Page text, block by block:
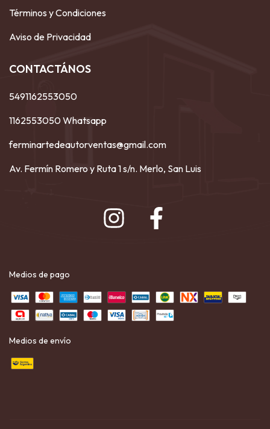
Términos y Condiciones
Aviso de Privacidad
CONTACTÁNOS
5491162553050
1162553050 Whatsapp
ferminartedeautorventas@gmail.com
Av. Fermín Romero y Ruta 1 s/n. Merlo, San Luis
Medios de pago
Medios de envío